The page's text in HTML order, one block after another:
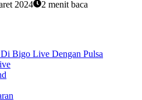
2024 2 menit baca
Bigo Live Dengan Pulsa